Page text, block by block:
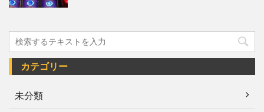
カテゴリー
未分類